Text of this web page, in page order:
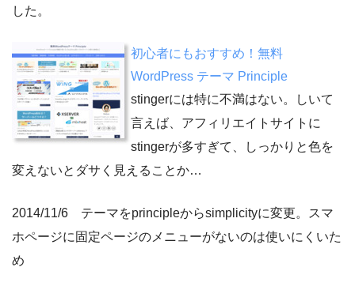
した。
初心者にもおすすめ！無料
WordPress テーマ Principle
stingerには特に不満はない。しいて
言えば、アフィリエイトサイトに
stingerが多すぎて、しっかりと色を
変えないとダサく見えることか…
2014/11/6 テーマをprincipleからsimplicityに変更。スマ
ホページに固定ページのメニューがないのは使いにくいた
め